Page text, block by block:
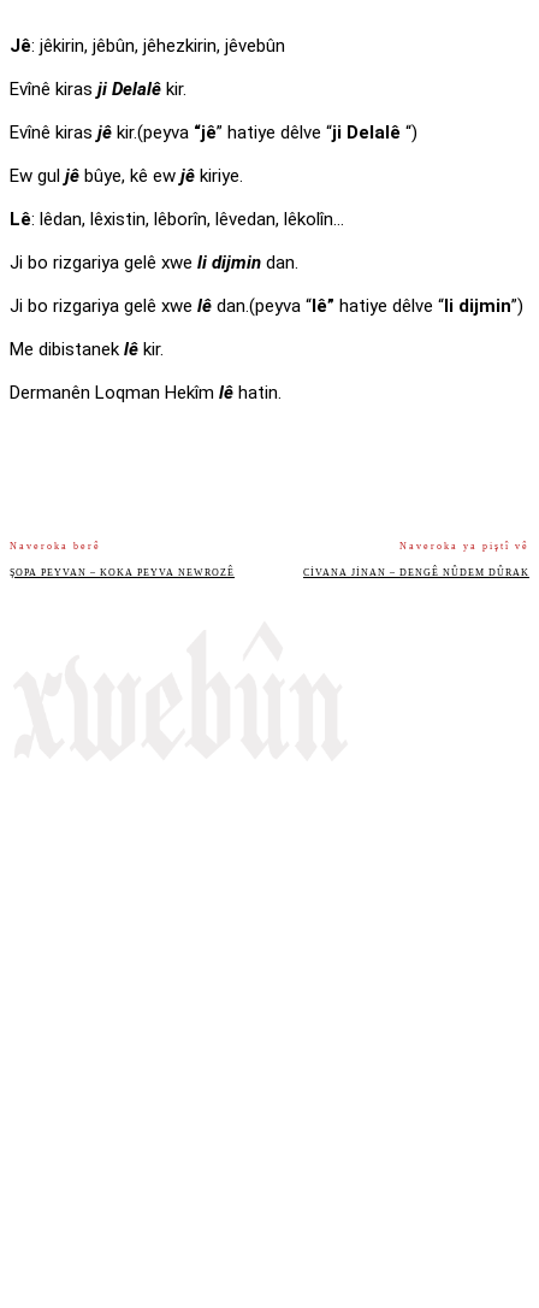
Jê: jêkirin, jêbûn, jêhezkirin, jêvebûn
Evînê kiras ji Delalê kir.
Evînê kiras jê kir.(peyva “jê” hatiye dêlve “ji Delalê “)
Ew gul jê bûye, kê ew jê kiriye.
Lê: lêdan, lêxistin, lêborîn, lêvedan, lêkolîn…
Ji bo rizgariya gelê xwe li dijmin dan.
Ji bo rizgariya gelê xwe lê dan.(peyva “lê” hatiye dêlve “li dijmin”)
Me dibistanek lê kir.
Dermanên Loqman Hekîm lê hatin.
Naveroka berê
ŞOPA PEYVAN – KOKA PEYVA NEWROZÊ
Naveroka ya piştî vê
CIVANA JINAN – DENGÊ NÛDEM DÛRAK